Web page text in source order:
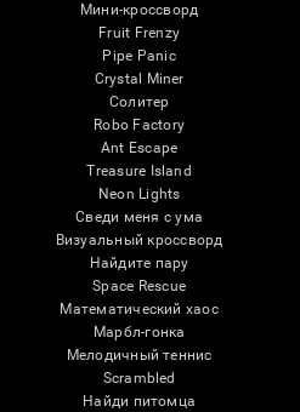
Мини-кроссворд
Fruit Frenzy
Pipe Panic
Crystal Miner
Солитер
Robo Factory
Ant Escape
Treasure Island
Neon Lights
Сведи меня с ума
Визуальный кроссворд
Найдите пару
Space Rescue
Математический хаос
Марбл-гонка
Мелодичный теннис
Scrambled
Найди питомца